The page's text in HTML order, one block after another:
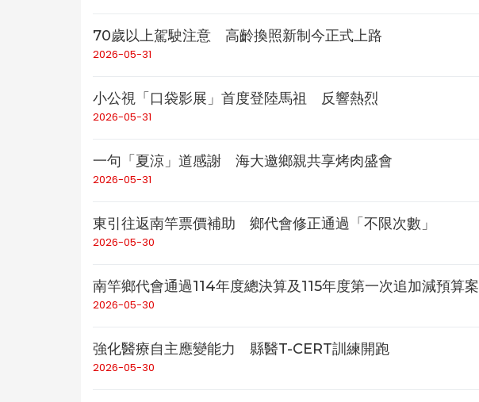
70歲以上駕駛注意 高齡換照新制今正式上路
2026-05-31
小公視「口袋影展」首度登陸馬祖 反響熱烈
2026-05-31
一句「夏涼」道感謝 海大邀鄉親共享烤肉盛會
2026-05-31
東引往返南竿票價補助 鄉代會修正通過「不限次數」
2026-05-30
南竿鄉代會通過114年度總決算及115年度第一次追加減預算案
2026-05-30
強化醫療自主應變能力 縣醫T-CERT訓練開跑
2026-05-30